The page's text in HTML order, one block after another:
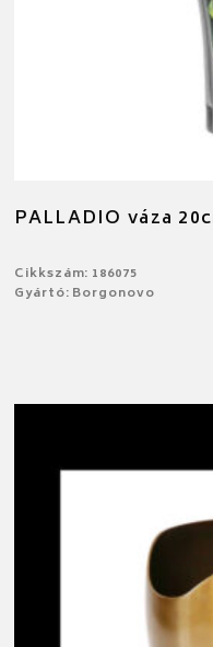
PALLADIO váza
Cikkszám: 186075
Gyártó: Borgonovo